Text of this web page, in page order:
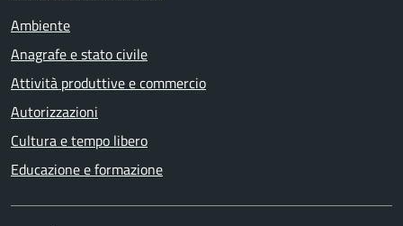
Ambiente
Anagrafe e stato civile
Attività produttive e commercio
Autorizzazioni
Cultura e tempo libero
Educazione e formazione